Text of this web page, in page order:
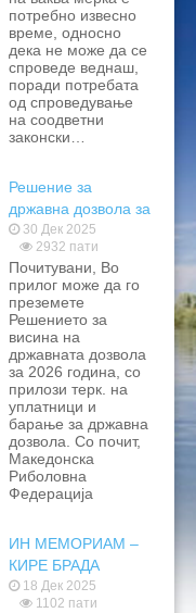
потребно извесно
време, односно
дека не може да се
спроведе веднаш,
поради потребата
од спроведување
на соодветни
законски…
Решение за
државна дозвола за
2026 од МЗШВ
30 Дек 2025
2932 пати
Почитувани, Во
прилог може да го
преземете
Решението за
висина на
државната дозвола
за 2026 година, со
прилози терк. на
уплатници и
барање за државна
дозвола. Со почит,
Македонска
Риболовна
Федерација
ИН МЕМОРИАМ –
КИРЕ БРАДА
18 Дек 2025
1102 пати